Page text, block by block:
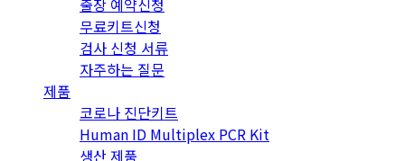
출장 예약신청
무료키트신청
검사 신청 서류
자주하는 질문
제품
코로나 진단키트
Human ID Multiplex PCR Kit
생산 제품